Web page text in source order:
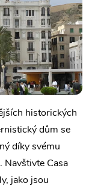
historických
dům se
díky svému
Navštivte Casa
jako jsou